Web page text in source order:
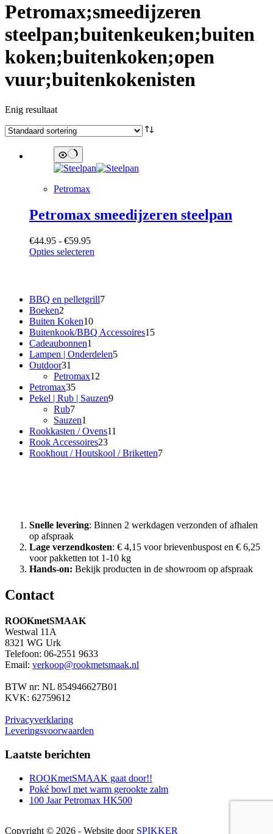
Petromax;smeedijzeren
steelpan;buitenkeuken;buiten
koken;buitenkoken;open
vuur;buitenkokenisten
Enig resultaat
Petromax
Petromax smeedijzeren steelpan
€44.95 - €59.95Prijsklasse:
€44.95
Opties selecteren
variaties.
Deze
kan
gekozen
worden
op
de
productpagina
BBQ en pelletgrill77
Boeken2
producten
Buiten Koken1010
producten
Buitenkook/BBQ Accessoires1515
Cadeaubonnen1
product
Lampen | Onderdelen55
Outdoor31
producten
Petromax12
Petromax3535
producten
Pekel | Rub | Sauzen99
Rub77
producten
Sauzen1
product
Rookkasten / Ovens11
Rook Accessoires2323
producten
Rookhout / Houtskool / Briketten77
Snelle levering: Binnen 2 werkdagen verzonden of afhalen
op afspraak
Lage verzendkosten: € 4,15 voor brievenbuspost en € 6,25
voor pakketten tot 1-10 kg
Hands-on: Bekijk producten in de showroom op afspraak
Contact
ROOKmetSMAAK
Westwal 11A
8321 WG Urk
Telefoon: 06-2551 9633
Email: verkoop@rookmetsmaak.nl
BTW nr: NL 854946627B01
KVK: 62759612
Privacyverklaring
Leveringsvoorwaarden
Laatste berichten
ROOKmetSMAAK gaat door!!
Poké bowl met warm gerookte zalm
100 Jaar Petromax HK500
Copyright © 2026 - Website door SPIKKER